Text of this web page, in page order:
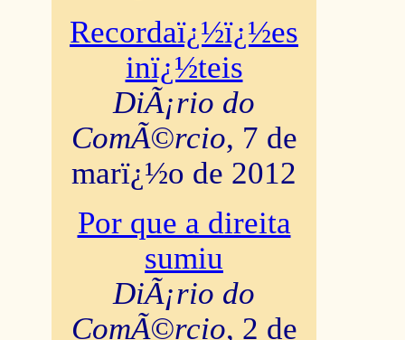
Recordaï¿½ï¿½es
inï¿½teis
DiÃ¡rio do
ComÃ©rcio, 7 de
marï¿½o de 2012
Por que a direita
sumiu
DiÃ¡rio do
ComÃ©rcio, 2 de